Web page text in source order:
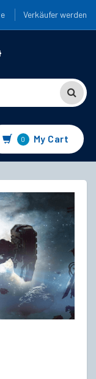
Verkäufer werden
0 My Cart